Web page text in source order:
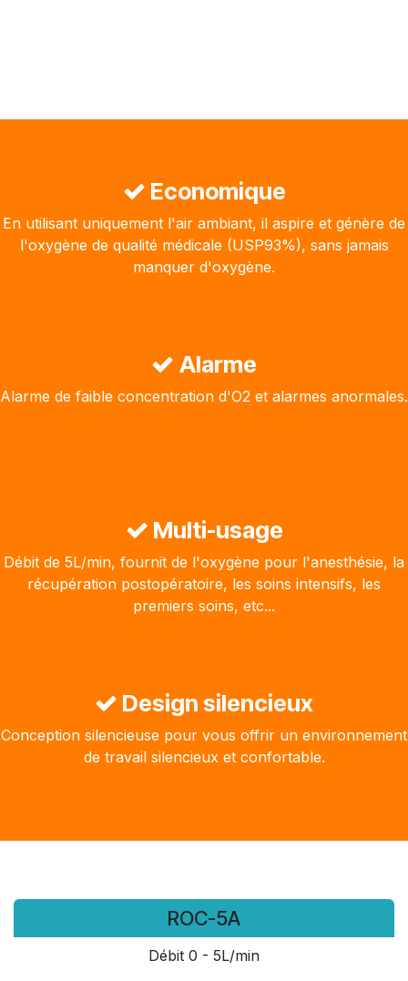
Economique
En utilisant uniquement l'air ambiant, il aspire et génère de
l'oxygène de qualité médicale (USP93%), sans jamais
manquer d'oxygène.
Alarme
Alarme de faible concentration d'O2 et alarmes anormales.
Multi-usage
Débit de 5L/min, fournit de l'oxygène pour l'anesthésie, la
récupération postopératoire, les soins intensifs, les
premiers soins, etc...
Design silencieux
Conception silencieuse pour vous offrir un environnement
de travail silencieux et confortable.
ROC-5A
Débit 0 - 5L/min